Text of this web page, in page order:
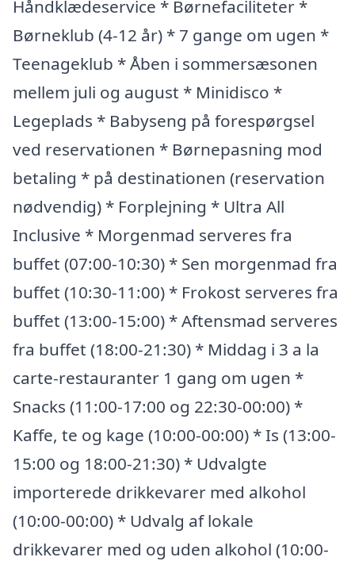
Håndklædeservice * Børnefaciliteter *
Børneklub (4-12 år) * 7 gange om ugen *
Teenageklub * Åben i sommersæsonen
mellem juli og august * Minidisco *
Legeplads * Babyseng på forespørgsel
ved reservationen * Børnepasning mod
betaling * på destinationen (reservation
nødvendig) * Forplejning * Ultra All
Inclusive * Morgenmad serveres fra
buffet (07:00-10:30) * Sen morgenmad fra
buffet (10:30-11:00) * Frokost serveres fra
buffet (13:00-15:00) * Aftensmad serveres
fra buffet (18:00-21:30) * Middag i 3 a la
carte-restauranter 1 gang om ugen *
Snacks (11:00-17:00 og 22:30-00:00) *
Kaffe, te og kage (10:00-00:00) * Is (13:00-
15:00 og 18:00-21:30) * Udvalgte
importerede drikkevarer med alkohol
(10:00-00:00) * Udvalg af lokale
drikkevarer med og uden alkohol (10:00-